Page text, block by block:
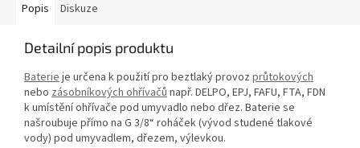
Popis Diskuze
Detailní popis produktu
Baterieje určena k použití pro beztlaký provoz průtokových
nebo zásobníkových ohřívačůnapř. DELPO, EPJ, FAFU, FTA, FDN
k umístění ohřívače pod umyvadlo nebo dřez. Baterie se
našroubuje přímo na G 3/8“ roháček (vývod studené tlakové
vody) pod umyvadlem, dřezem, výlevkou.